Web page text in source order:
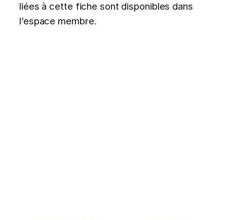
liées à cette fiche sont disponibles dans
l’espace membre.